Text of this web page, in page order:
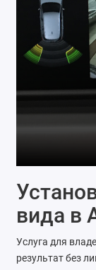
вида в
Услуга для
результат без